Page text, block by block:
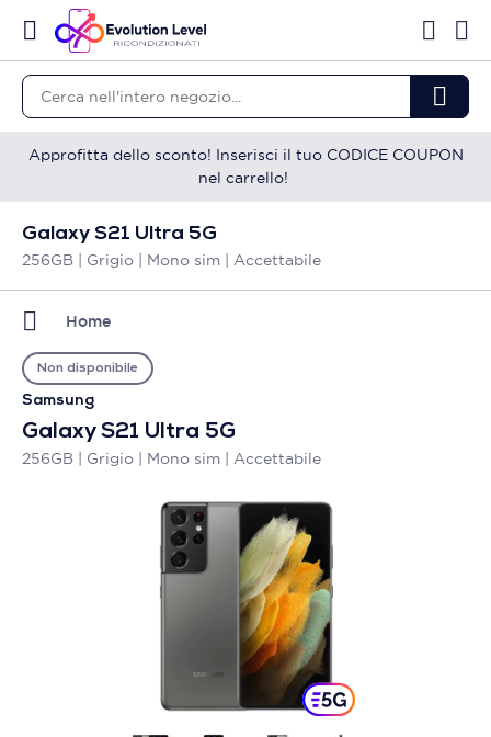
Approfitta dello sconto! Inserisci il tuo CODICE COUPON
nel carrello!
Galaxy S21 Ultra 5G
256GB | Grigio | Mono sim | Accettabile
Home
Samsung
Galaxy S21 Ultra 5G
256GB | Grigio | Mono sim | Accettabile
Non disponibile